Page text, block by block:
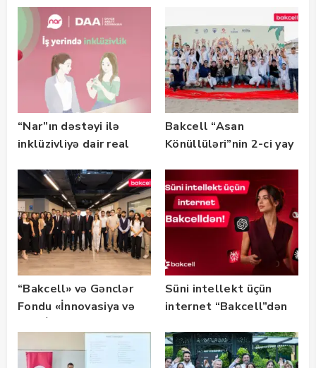
“Nar”ın dəstəyi ilə
inklüzivliyə dair real
təqdim edilir
Bakcell “Asan
Könüllüləri”nin 2-ci yay
olub — FOTO
“Bakcell» və Gənclər
Fondu «İnnovasiya və
təqaüd proqramının
qalibləri ilə görüş
Süni intellekt üçün
internet “Bakcell”dən